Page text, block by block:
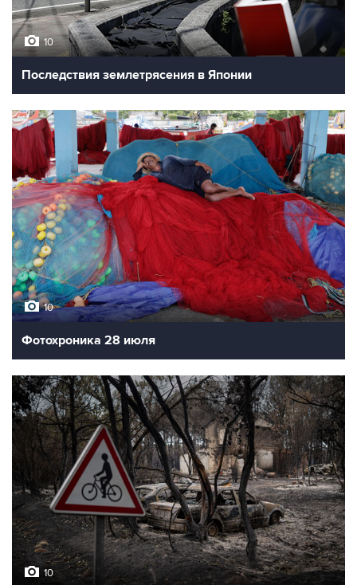
10
Последствия землетрясения в Японии
10
Фотохроника 28 июля
10